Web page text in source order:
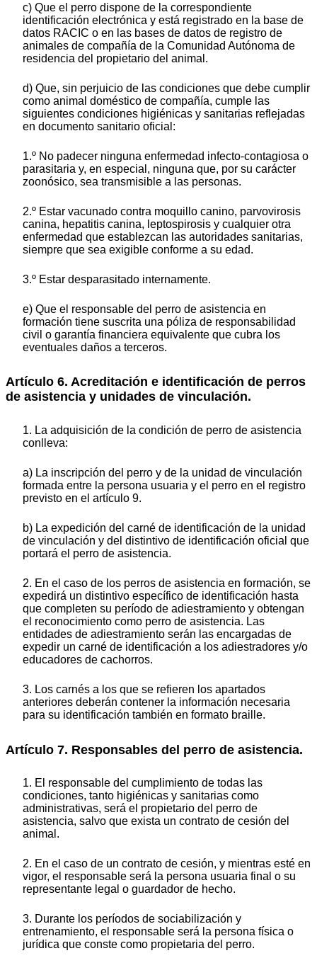
c) Que el perro dispone de la correspondiente
identificación electrónica y está registrado en la base de
datos RACIC o en las bases de datos de registro de
animales de compañía de la Comunidad Autónoma de
residencia del propietario del animal.
d) Que, sin perjuicio de las condiciones que debe cumplir
como animal doméstico de compañía, cumple las
siguientes condiciones higiénicas y sanitarias reflejadas
en documento sanitario oficial:
1.º No padecer ninguna enfermedad infecto-contagiosa o
parasitaria y, en especial, ninguna que, por su carácter
zoonósico, sea transmisible a las personas.
2.º Estar vacunado contra moquillo canino, parvovirosis
canina, hepatitis canina, leptospirosis y cualquier otra
enfermedad que establezcan las autoridades sanitarias,
siempre que sea exigible conforme a su edad.
3.º Estar desparasitado internamente.
e) Que el responsable del perro de asistencia en
formación tiene suscrita una póliza de responsabilidad
civil o garantía financiera equivalente que cubra los
eventuales daños a terceros.
Artículo 6. Acreditación e identificación de perros
de asistencia y unidades de vinculación.
1. La adquisición de la condición de perro de asistencia
conlleva:
a) La inscripción del perro y de la unidad de vinculación
formada entre la persona usuaria y el perro en el registro
previsto en el artículo 9.
b) La expedición del carné de identificación de la unidad
de vinculación y del distintivo de identificación oficial que
portará el perro de asistencia.
2. En el caso de los perros de asistencia en formación, se
expedirá un distintivo específico de identificación hasta
que completen su período de adiestramiento y obtengan
el reconocimiento como perro de asistencia. Las
entidades de adiestramiento serán las encargadas de
expedir un carné de identificación a los adiestradores y/o
educadores de cachorros.
3. Los carnés a los que se refieren los apartados
anteriores deberán contener la información necesaria
para su identificación también en formato braille.
Artículo 7. Responsables del perro de asistencia.
1. El responsable del cumplimiento de todas las
condiciones, tanto higiénicas y sanitarias como
administrativas, será el propietario del perro de
asistencia, salvo que exista un contrato de cesión del
animal.
2. En el caso de un contrato de cesión, y mientras esté en
vigor, el responsable será la persona usuaria final o su
representante legal o guardador de hecho.
3. Durante los períodos de sociabilización y
entrenamiento, el responsable será la persona física o
jurídica que conste como propietaria del perro.